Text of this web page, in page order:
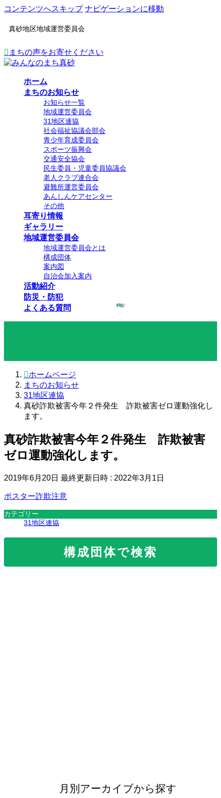
コンテンツへスキップ ナビゲーションに移動
真砂地区地域運営委員会
まちの声をお寄せください
ホーム
まちのお知らせ
お知らせ一覧
地域運営委員会
31地区連協
社会福祉協議会部会
青少年育成委員会
スポーツ振興会
交通安全協会
民生委員・児童委員協議会
老人クラブ連合会
避難所運営委員会
あんしんケアセンター
その他
耳寄り情報
ギャラリー
地域運営委員会
地域運営委員会とは
構成団体
案内図
自治会加入案内
活動紹介
防災・防犯
よくある質問
ホームページ
まちのお知らせ
31地区連協
真砂詐欺被害今年２件発生 詐欺被害ゼロ運動強化し
ます。
真砂詐欺被害今年２件発生 詐欺被害
ゼロ運動強化します。
2019年6月20日 最終更新日時 : 2022年3月1日
ポスター詐欺注意
カテゴリー
31地区連協
構成団体で検索
月別アーカイブから探す